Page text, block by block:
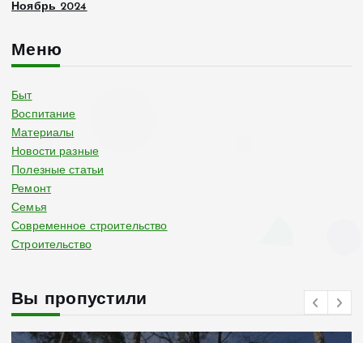
Ноябрь 2024
Меню
Быт
Воспитание
Материалы
Новости разные
Полезные статьи
Ремонт
Семья
Современное строительство
Строительство
Вы пропустили